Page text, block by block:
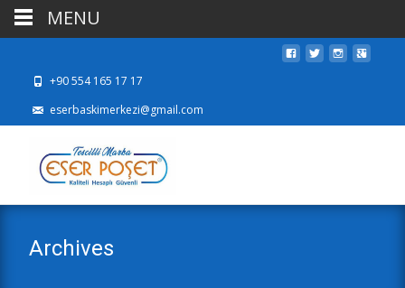
+90 554 165 17 17
eserbaskimerkezi@gmail.com
Archives
MENU